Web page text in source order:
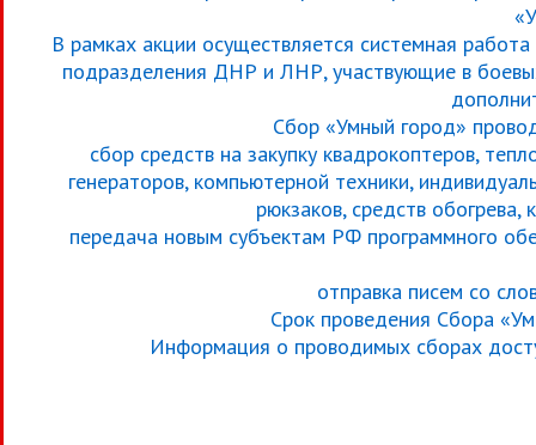
В рамках акции осуществляется системная
подразделения ДНР и ЛНР, участвующие в
Сбор «Умный город»
сбор средств на закупку квадрокоптеров,
генераторов, компьютерной техники,
рюкзаков, средств
передача новым субъектам РФ программного
отправка писем со
Срок проведения Сбора
Информация о проводимых сборах